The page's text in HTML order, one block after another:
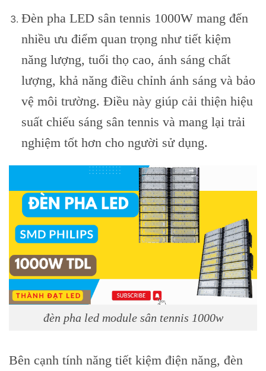
Đèn pha LED sân tennis 1000W mang đến
nhiều ưu điểm quan trọng như tiết kiệm
năng lượng, tuổi thọ cao, ánh sáng chất
lượng, khả năng điều chỉnh ánh sáng và bảo
vệ môi trường. Điều này giúp cải thiện hiệu
suất chiếu sáng sân tennis và mang lại trải
nghiệm tốt hơn cho người sử dụng.
đèn pha led module sân tennis 1000w
Bên cạnh tính năng tiết kiệm điện năng, đèn